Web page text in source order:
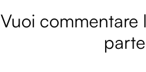
Vuoi commentare